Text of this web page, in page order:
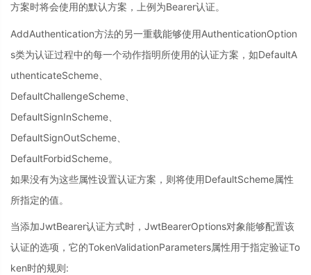
方案时将会使用的默认方案，上例为Bearer认证。
AddAuthentication方法的另一重载能够使用AuthenticationOption
s类为认证过程中的每一个动作指明所使用的认证方案，如DefaultA
uthenticateScheme、
DefaultChallengeScheme、
DefaultSignInScheme、
DefaultSignOutScheme、
DefaultForbidScheme。
如果没有为这些属性设置认证方案，则将使用DefaultScheme属性
所指定的值。
当添加JwtBearer认证方式时，JwtBearerOptions对象能够配置该
认证的选项，它的TokenValidationParameters属性用于指定验证To
ken时的规则: